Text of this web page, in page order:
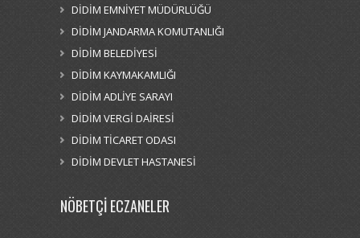
DİDİM EMNİYET MÜDÜRLÜĞÜ
DİDİM JANDARMA KOMUTANLIĞI
DİDİM BELEDİYESİ
DİDİM KAYMAKAMLIĞI
DİDİM ADLİYE SARAYI
DİDİM VERGİ DAİRESİ
DİDİM TİCARET ODASI
DİDİM DEVLET HASTANESİ
NÖBETÇİ ECZANELER